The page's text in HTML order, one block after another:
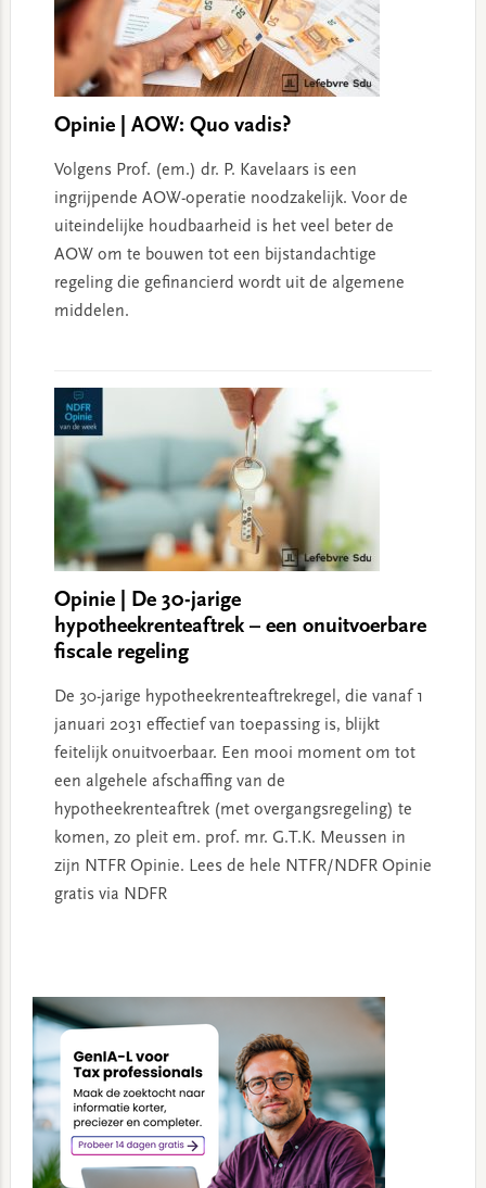
Opinie | AOW: Quo vadis?
Volgens Prof. (em.) dr. P. Kavelaars is een
ingrijpende AOW-operatie noodzakelijk. Voor de
uiteindelijke houdbaarheid is het veel beter de
AOW om te bouwen tot een bijstandachtige
regeling die gefinancierd wordt uit de algemene
middelen.
Opinie | De 30-jarige
hypotheekrenteaftrek – een onuitvoerbare
fiscale regeling
De 30-jarige hypotheekrenteaftrekregel, die vanaf 1
januari 2031 effectief van toepassing is, blijkt
feitelijk onuitvoerbaar. Een mooi moment om tot
een algehele afschaffing van de
hypotheekrenteaftrek (met overgangsregeling) te
komen, zo pleit em. prof. mr. G.T.K. Meussen in
zijn NTFR Opinie. Lees de hele NTFR/NDFR Opinie
gratis via NDFR
Sidebar